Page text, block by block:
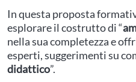
In questa proposta
esplorare il costrutto di “
nella sua completezza e
esperti, suggerimenti su
didattico”.